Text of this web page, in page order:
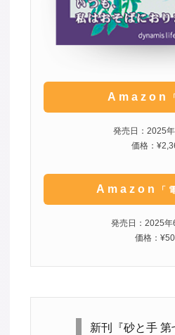
Amazon
発売日：2025
価格：
Amazon 「
発売日：2025年
価格：
新刊『砂と手 第